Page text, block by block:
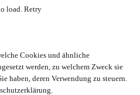
load. Retry
Cookies und ähnliche
werden, zu welchem Zweck sie
haben, deren Verwendung zu steuern.